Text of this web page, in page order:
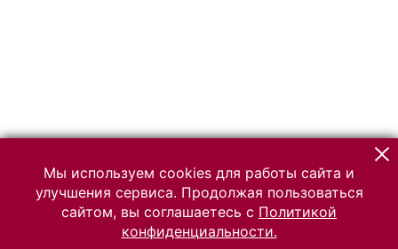
Мы используем cookies для работы сайта и
улучшения сервиса. Продолжая пользоваться
сайтом, вы соглашаетесь с Политикой
конфиденциальности.